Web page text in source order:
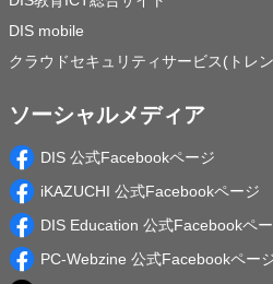
DIS mobile
クラウドセキュリティサービス(トレ
ソーシャルメディア
DIS 公式Facebookページ
iKAZUCHI 公式Facebookページ
DIS Education 公式Facebookペ
PC-Webzine 公式Facebookペー